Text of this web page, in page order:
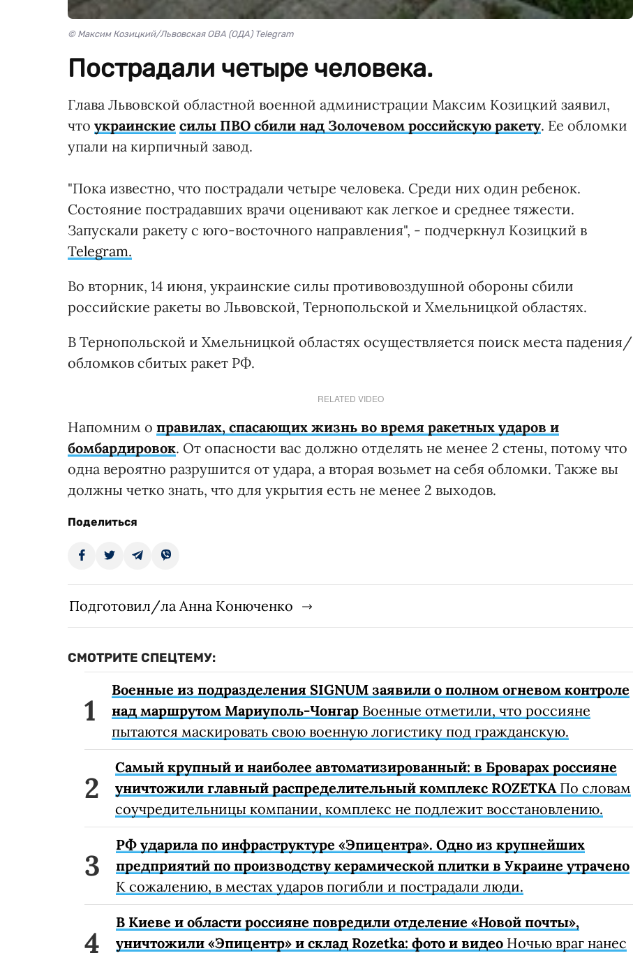
© Максим Козицкий/Львовская ОВА (ОДА) Telegram
Пострадали четыре человека.
Глава Львовской областной военной администрации Максим Козицкий заявил,
что украинские силы ПВО сбили над Золочевом российскую ракету. Ее обломки
упали на кирпичный завод.
"Пока известно, что пострадали четыре человека. Среди них один ребенок.
Состояние пострадавших врачи оценивают как легкое и среднее тяжести.
Запускали ракету с юго-восточного направления", - подчеркнул Козицкий в
Telegram.
Во вторник, 14 июня, украинские силы противовоздушной обороны сбили
российские ракеты во Львовской, Тернопольской и Хмельницкой областях.
В Тернопольской и Хмельницкой областях осуществляется поиск места падения/
обломков сбитых ракет РФ.
RELATED VIDEO
Напомним о правилах, спасающих жизнь во время ракетных ударов и
бомбардировок. От опасности вас должно отделять не менее 2 стены, потому что
одна вероятно разрушится от удара, а вторая возьмет на себя обломки. Также вы
должны четко знать, что для укрытия есть не менее 2 выходов.
Поделиться
Подготовил/ла Анна Конюченко
СМОТРИТЕ СПЕЦТЕМУ:
Военные из подразделения SIGNUM заявили о полном огневом контроле
над маршрутом Мариуполь-Чонгар Военные отметили, что россияне
пытаются маскировать свою военную логистику под гражданскую.
Самый крупный и наиболее автоматизированный: в Броварах россияне
уничтожили главный распределительный комплекс ROZETKAПо словам
соучредительницы компании, комплекс не подлежит восстановлению.
РФ ударила по инфраструктуре «Эпицентра». Одно из крупнейших
предприятий по производству керамической плитки в Украине утрачено
К сожалению, в местах ударов погибли и пострадали люди.
В Киеве и области россияне повредили отделение «Новой почты»,
уничтожили «Эпицентр» и склад Rozetka: фото и видео Ночью враг нанес